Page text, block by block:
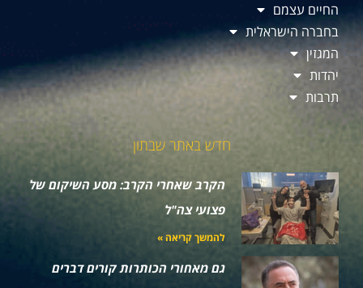
החיים עצמם
בחברה הישראלית
המגזין
יהדות
תרבות
חדש באתר שבתון
הקרב שאחרי הקרב: מסע השיקום של
פצועי צה"ל
להמשך קריאה »
גם מאחורי הכותרות קורים דברים